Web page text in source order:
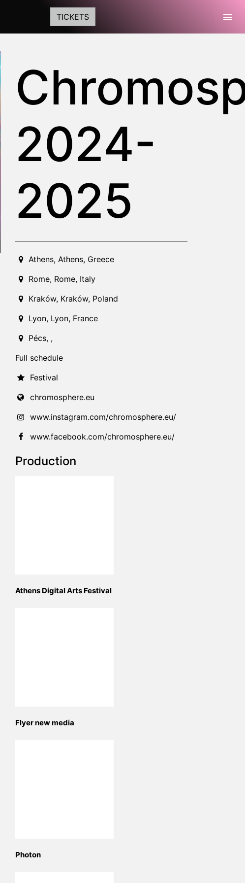
TICKETS
2024-
2025
2024-01-01T00:00:00.000Z
Athens,Athens, Greece
Rome, Rome, Italy
Kraków, Kraków, Poland
Lyon, Lyon, France
Pécs, ,
Full schedule
Festival
chromosphere.eu
www.instagram.com/chromosphere.eu/
www.facebook.com/chromosphere.eu/
Production
Athens Digital Arts Festival
Flyer new media
Photon